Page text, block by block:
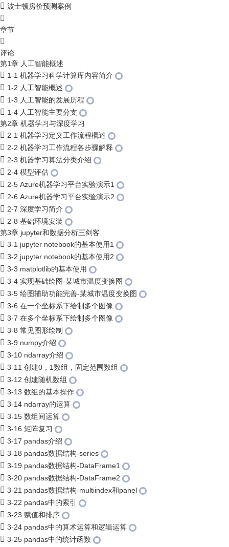
波士顿房价预测案例
章节
评论
第1章 人工智能概述
1-1 机器学习科学计算库内容简介
1-2 人工智能概述
1-3 人工智能的发展历程
1-4 人工智能主要分支
第2章 机器学习与深度学习
2-1 机器学习定义工作流程概述
2-2 机器学习工作流程各步骤解释
2-3 机器学习算法分类介绍
2-4 模型评估
2-5 Azure机器学习平台实验演示1
2-6 Azure机器学习平台实验演示2
2-7 深度学习简介
2-8 基础环境安装
第3章 jupyter和数据分析三剑客
3-1 jupyter notebook的基本使用1
3-2 jupyter notebook的基本使用2
3-3 matplotlib的基本使用
3-4 实现基础绘图-某城市温度变换图
3-5 绘图辅助功能完善-某城市温度变换图
3-6 在一个坐标系下绘制多个图像
3-7 在多个坐标系下绘制多个图像
3-8 常见图形绘制
3-9 numpy介绍
3-10 ndarray介绍
3-11 创建0，1数组，固定范围数组
3-12 创建随机数组
3-13 数组的基本操作
3-14 ndarray的运算
3-15 数组间运算
3-16 矩阵复习
3-17 pandas介绍
3-18 pandas数据结构-series
3-19 pandas数据结构-DataFrame1
3-20 pandas数据结构-DataFrame2
3-21 pandas数据结构-multiindex和panel
3-22 pandas中的索引
3-23 赋值和排序
3-24 pandas中的算术运算和逻辑运算
3-25 pandas中的统计函数